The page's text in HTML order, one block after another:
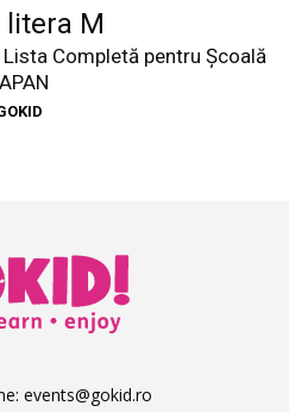
litera M
Completă pentru Școală
events@gokid.ro